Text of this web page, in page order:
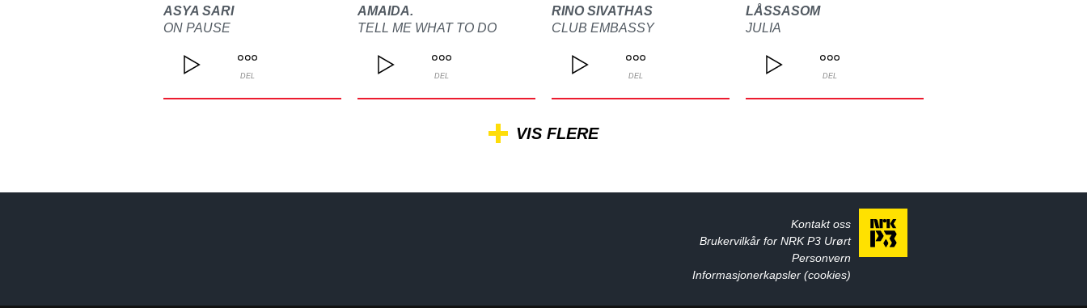
ASYA SARI
ON PAUSE
DEL
AMAIDA.
TELL ME WHAT TO DO
DEL
RINO SIVATHAS
CLUB EMBASSY
DEL
LÅSSASOM
JULIA
DEL
VIS FLERE
Kontakt oss
Brukervilkår for NRK P3 Urørt
Personvern
Informasjonerkapsler (cookies)